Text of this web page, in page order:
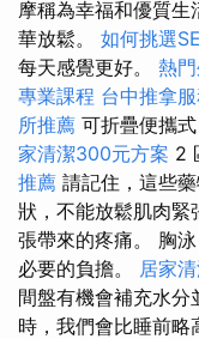
摩稱為幸福和優質生
華放鬆。 如何挑選
每天感覺更好。 熱
專業課程 台中推拿
所推薦 可折疊便攜式
家清潔300元方案 2
推薦 請記住，這些
狀，不能放鬆肌肉緊
張帶來的疼痛。 胸
必要的負擔。 居家
間盤有機會補充水分
時，我們會比睡前略